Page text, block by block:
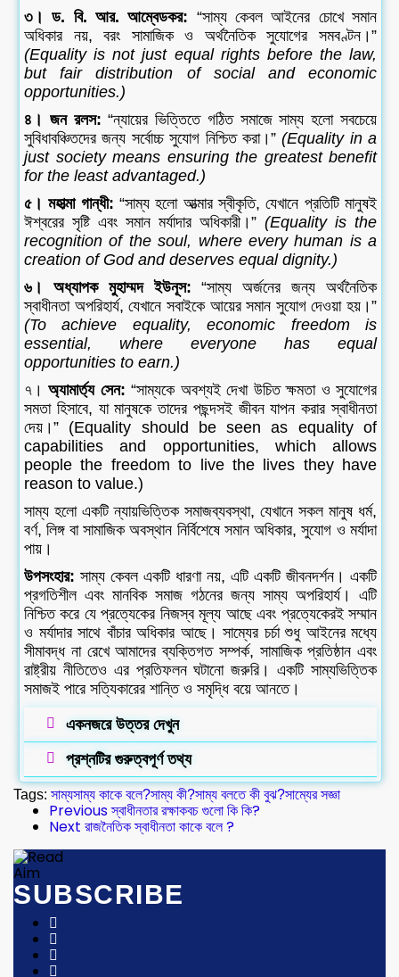
৩। ড. বি. আর. আম্বেডকর: “সাম্য কেবল আইনের চোখে সমান
অধিকার নয়, বরং সামাজিক ও অর্থনৈতিক সুযোগের সমবণ্টন।”
(Equality is not just equal rights before the law,
but fair distribution of social and economic
opportunities.)
৪। জন রলস:“ন্যায়ের ভিত্তিতে গঠিত সমাজে সাম্য হলো সবচেয়ে
সুবিধাবঞ্চিতদের জন্য সর্বোচ্চ সুযোগ নিশ্চিত করা।”(Equality in a
just society means ensuring the greatest benefit
for the least advantaged.)
৫। মহাত্মা গান্ধী: “সাম্য হলো আত্মার স্বীকৃতি, যেখানে প্রতিটি মানুষই
ঈশ্বরের সৃষ্টি এবং সমান মর্যাদার অধিকারী।” (Equality is the
recognition of the soul, where every human is a
creation of God and deserves equal dignity.)
৬। অধ্যাপক মুহাম্মদ ইউনূস: “সাম্য অর্জনের জন্য অর্থনৈতিক
স্বাধীনতা অপরিহার্য, যেখানে সবাইকে আয়ের সমান সুযোগ দেওয়া হয়।”
(To achieve equality, economic freedom is
essential, where everyone has equal
opportunities to earn.)
৭।অ্যামার্ত্য সেন:“সাম্যকে অবশ্যই দেখা উচিত ক্ষমতা ও সুযোগের
সমতা হিসাবে, যা মানুষকে তাদের পছন্দসই জীবন যাপন করার স্বাধীনতা
দেয়।” (Equality should be seen as equality of
capabilities and opportunities, which allows
people the freedom to live the lives they have
reason to value.)
সাম্য হলো একটি ন্যায়ভিত্তিক সমাজব্যবস্থা, যেখানে সকল মানুষ ধর্ম,
বর্ণ, লিঙ্গ বা সামাজিক অবস্থান নির্বিশেষে সমান অধিকার, সুযোগ ও মর্যাদা
পায়।
উপসংহার: সাম্য কেবল একটি ধারণা নয়, এটি একটি জীবনদর্শন। একটি
প্রগতিশীল এবং মানবিক সমাজ গঠনের জন্য সাম্য অপরিহার্য। এটি
নিশ্চিত করে যে প্রত্যেকের নিজস্ব মূল্য আছে এবং প্রত্যেকেরই সম্মান
ও মর্যাদার সাথে বাঁচার অধিকার আছে। সাম্যের চর্চা শুধু আইনের মধ্যে
সীমাবদ্ধ না রেখে আমাদের ব্যক্তিগত সম্পর্ক, সামাজিক প্রতিষ্ঠান এবং
রাষ্ট্রীয় নীতিতেও এর প্রতিফলন ঘটানো জরুরি। একটি সাম্যভিত্তিক
সমাজই পারে সত্যিকারের শান্তি ও সমৃদ্ধি বয়ে আনতে।
একনজরে উত্তর দেখুন
প্রশ্নটির গুরুত্বপূর্ণ তথ্য
Tags: সাম্যসাম্য কাকে বলে?সাম্য কী?সাম্য বলতে কী বুঝ?সাম্যের সজ্ঞা
Previousস্বাধীনতার রক্ষাকবচ গুলো কি কি?
Next রাজনৈতিক স্বাধীনতা কাকে বলে ?
SUBSCRIBE